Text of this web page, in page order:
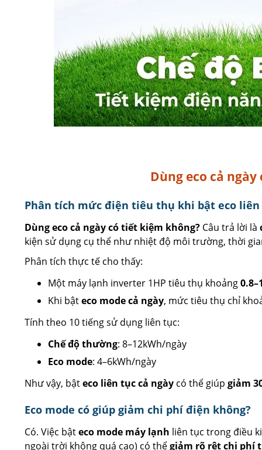
Dùng eco cả
Phân tích mức điện tiêu thụ khi bật eco
Dùng eco cả ngày có tiết kiệm không? Câu trả lời là
kiện sử dụng cụ thể như nhiệt độ môi trường, thời
Phân tích thực tế cho thấy:
Một máy lạnh inverter 1HP tiêu thụ khoảng
Khi bậteco mode cả ngày, mức tiêu thụ chỉ
Tính theo 10 tiếng sử dụng liên tục:
Chế độ thường: 8–12kWh/ngày
Eco mode: 4–6kWh/ngày
Như vậy, bậteco liên tục cả ngày có thể giúp giảm
Eco mode có giúp giảm chi phí điện không?
Có. Việc bậteco mode máy lạnh liên tục trong điều
ngoài trời không quá cao) có thểgiảm rõ rệt chi phí